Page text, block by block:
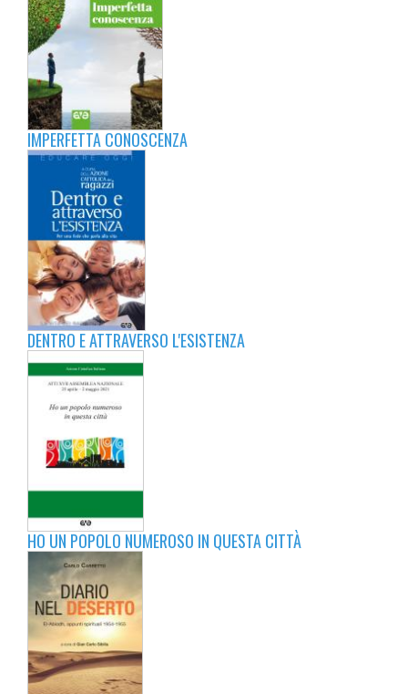
IMPERFETTA CONOSCENZA
DENTRO E ATTRAVERSO L'ESISTENZA
HO UN POPOLO NUMEROSO IN QUESTA CITTÀ